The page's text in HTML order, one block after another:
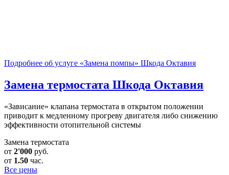
Подробнее об услуге «Замена помпы» Шкода Октавия
Замена термостата Шкода Октавия
«Зависание» клапана термостата в открытом положении
приводит к медленному прогреву двигателя либо снижению
эффективности отопительной системы
Замена термостата
от 2'000 руб.
от 1.50 час.
Все цены